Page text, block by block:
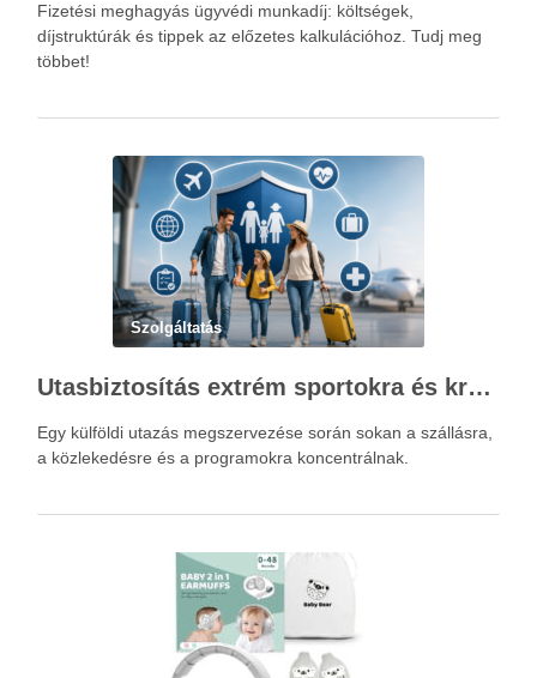
Fizetési meghagyás ügyvédi munkadíj: költségek,
díjstruktúrák és tippek az előzetes kalkulációhoz. Tudj meg
többet!
Szolgáltatás
Utasbiztosítás extrém sportokra és krónikus betegségek esetén: mire figyelj utazás előtt?
Egy külföldi utazás megszervezése során sokan a szállásra,
a közlekedésre és a programokra koncentrálnak.